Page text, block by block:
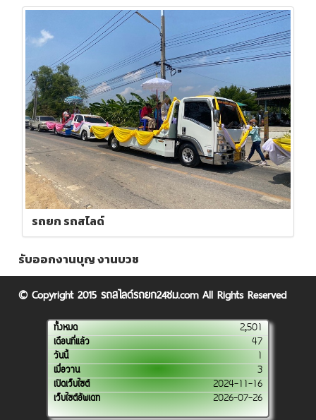
รถยก รถสไลด์
รับออกงานบุญ งานบวช
© Copyright 2015 รถสไลด์รถยก24ชม.com All Rights Reserved
ทั้งหมด
2,501
เดือนที่แล้ว
47
วันนี้
1
เมื่อวาน
3
เปิดเว็บไซต์
2024-11-16
เว็บไซต์อัพเดท
2026-07-26